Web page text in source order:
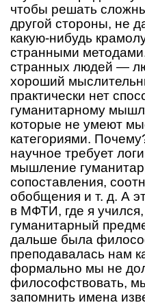
чтобы решать
другой стороны, не
какую-нибудь
странными
странных людей —
хороший
практически нет
гуманитарному
которые не умеют
категориями.
научное требует
мышление
сопоставления,
обобщения и т. д. А
в МФТИ, где я
гуманитарный
дальше была
преподавалась нам
формально мы не
философствовать,
запомнить имена